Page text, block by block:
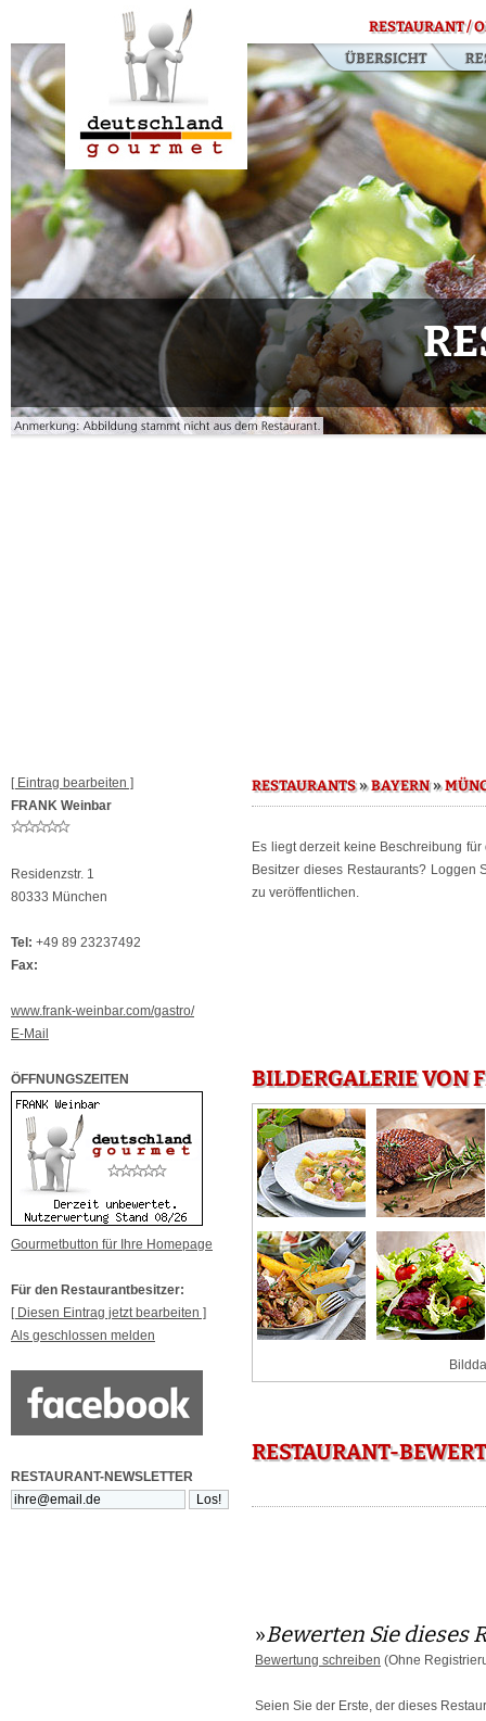
RESTAURANT /
[ Eintrag bearbeiten ]
FRANK Weinbar
Residenzstr. 1
80333 München
Tel: +49 89 23237492
Fax:
www.frank-weinbar.com/gastro/
E-Mail
ÖFFNUNGSZEITEN
Gourmetbutton für Ihre Homepage
Für den Restaurantbesitzer:
[ Diesen Eintrag jetzt bearbeiten ]
Als geschlossen melden
RESTAURANT-NEWSLETTER
RESTAURANTS»BAYERN»
Es liegt derzeit keine Beschreibung
Besitzer dieses Restaurants? Loggen
zu veröffentlichen.
BILDERGALERIE VON
RESTAURANT-
»Bewerten Sie dieses
Bewertung schreiben (Ohne
Seien Sie der Erste, der dieses